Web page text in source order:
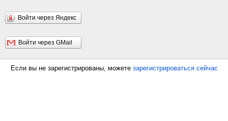
Войти через Яндекс
Войти через GMail
Если вы не зарегистрированы, можете зарегистрироваться сейчас